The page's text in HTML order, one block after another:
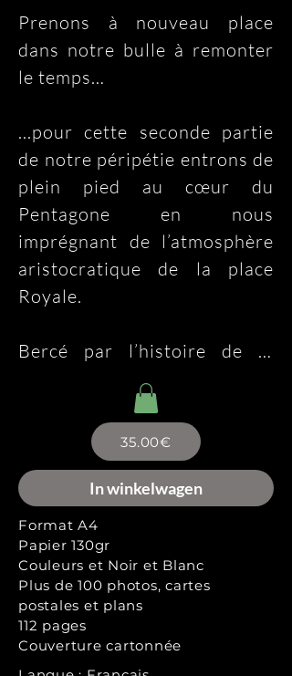
Prenons à nouveau place
dans notre bulle à remonter
le temps…
...pour cette seconde partie
de notre péripétie entrons de
plein pied au cœur du
Pentagone en nous
imprégnant de l’atmosphère
aristocratique de la place
Royale.
Bercé par l’histoire de la
ville, laissons nous guider
par ce ruban de métal vers le
quartier des Libertés, et
rejoignons le coin animé de la
Gare du Nord...
...notre balade nous conduira
sur les quais, dans les
dédales de l’ancien port de
Bruxelles...
35.00€
In winkelwagen
Format A4
Papier 130gr
Couleurs et Noir et Blanc
Plus de 100 photos, cartes
postales et plans
112 pages
Couverture cartonnée